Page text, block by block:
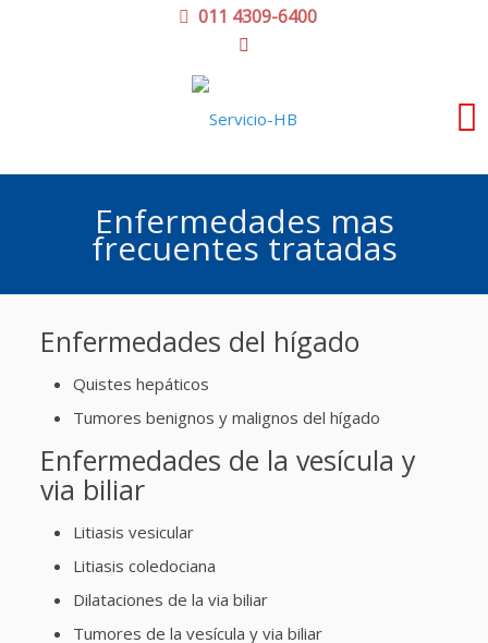
011 4309-6400
Enfermedades mas
frecuentes tratadas
Enfermedades del hígado
Quistes hepáticos
Tumores benignos y malignos del hígado
Enfermedades de la vesícula y
via biliar
Litiasis vesicular
Litiasis coledociana
Dilataciones de la via biliar
Tumores de la vesícula y via biliar